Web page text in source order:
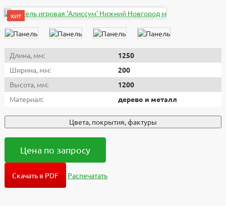
хит
Длина, мм:
1250
Ширина, мм:
200
Высота, мм:
1200
Материал:
дерево и металл
Цвета, покрытия, фактуры
Цена по запросу
Скачать в PDF Распечатать